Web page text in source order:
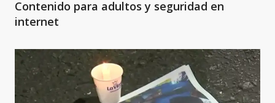
Contenido para adultos y seguridad en
internet